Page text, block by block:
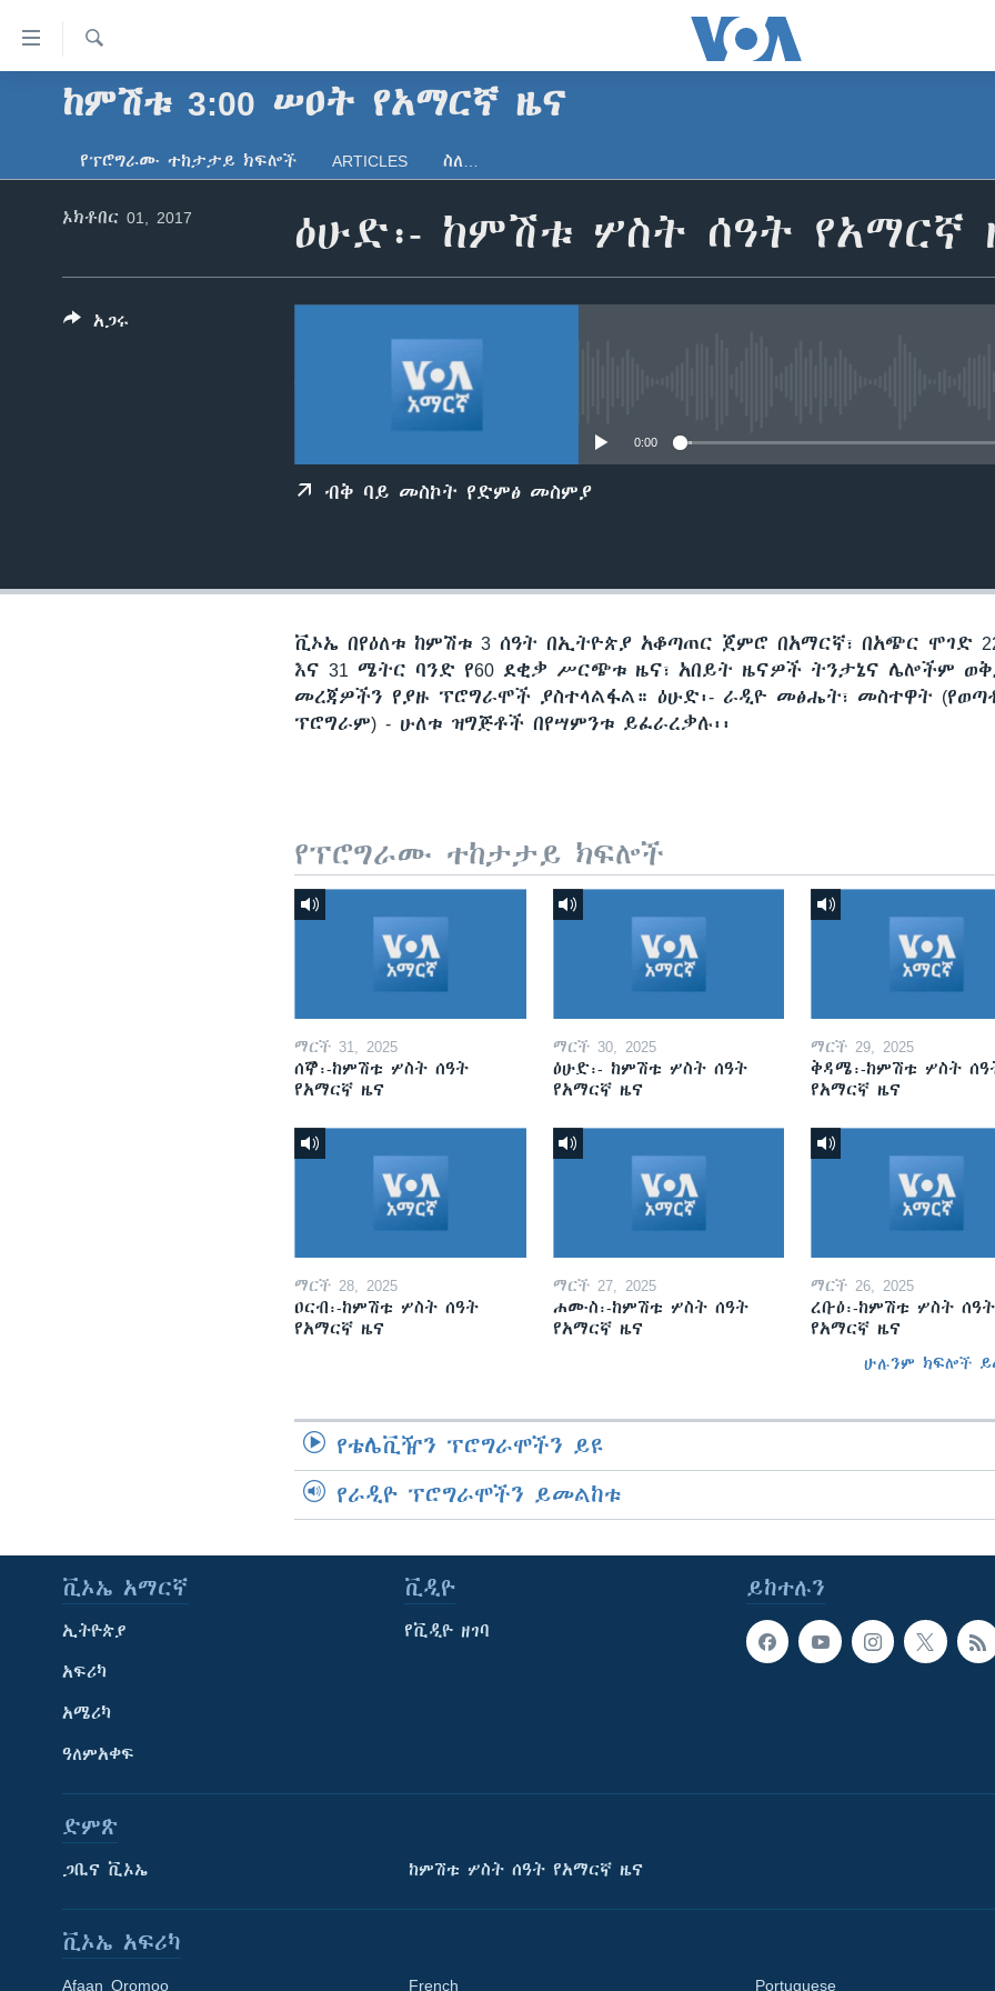
የመሥሪያ
ማገናኛዎች
አፍሪካ
ዓለምአቀፍ
ጋቢና ቪኦኤ
ከምሽቱ ሦስት ሰዓት የአማርኛ ዜና
ፈልግ
ከምሽቱ 3:00 ሠዐት የአማርኛ ዜና
የፕሮግራሙ ተከታታይ ክፍሎች ARTICLES ስለ…
ዕሁድ፡- ከምሽቱ ሦስት ሰዓት የአማርኛ
ኦክቶበር 01, 2017
0:00
ብቅ ባይ መስኮት የድምፅ መስምያ
አጋሩ
ቪኦኤ በየዕለቱ ከምሽቱ 3 ሰዓት በኢትዮጵያ አቆጣጠር ጀምሮ በአማርኛ፣ በአጭር ሞገድ
እና 31 ሜትር ባንድ የ60 ደቂቃ ሥርጭቱ ዜና፣ አበይት ዜናዎች ትንታኔና ሌሎችም
መረጃዎችን የያዙ ፕሮግራሞች ያስተላልፋል። ዕሁድ፡- ራዲዮ መፅሔት፣ መስተዋት
ፕሮግራም) - ሁለቱ ዝግጅቶች በየሣምንቱ ይፈራረቃሉ፡፡
የፕሮግራሙ ተከታታይ ክፍሎች
ማርች 31, 2025
ሰኞ፡-ከምሽቱ ሦስት ሰዓት
የአማርኛ ዜና
ማርች 30, 2025
ዕሁድ፡- ከምሽቱ ሦስት ሰዓት
የአማርኛ ዜና
ማርች 29, 2025
ቅዳሜ፡-ከምሽቱ ሦስት
የአማርኛ ዜና
ማርች 28, 2025
ዐርብ፡-ከምሽቱ ሦስት ሰዓት
የአማርኛ ዜና
ማርች 27, 2025
ሐሙስ፡-ከምሽቱ ሦስት ሰዓት
የአማርኛ ዜና
ማርች 26, 2025
ረቡዕ፡-ከምሽቱ ሦስት ሰዓት
የአማርኛ ዜና
ሁሉንም ክፍሎች
የቴሌቪዥን ፕሮግራሞችን ይዩ
የራዲዮ ፕሮግራሞችን ይመልከቱ
ይከተሉን
ቪኦኤ አማርኛ
ኢትዮጵያ
አፍሪካ
አሜሪካ
ዓለምአቀፍ
ቪዲዮ
የቪዲዮ ዘገባ
ድምጽ
ጋቢና ቪኦኤ ከምሽቱ ሦስት ሰዓት የአማርኛ ዜና
ቪኦኤ አፍሪካ
Afaan Oromoo French Portuguese